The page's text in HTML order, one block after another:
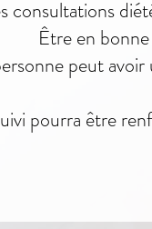
consultations
Être en
peut avoir
pourra être